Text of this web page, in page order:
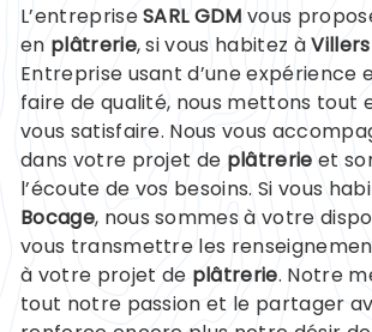
L’entrepriseSARL GDM vous
en plâtrerie, si vous habitez à
Entreprise usant d’une expérience
faire de qualité, nous mettons tout
vous satisfaire. Nous vous
dans votre projet de plâtrerie et
l’écoute de vos besoins. Si vous
Bocage, nous sommes à votre
vous transmettre les
à votre projet de plâtrerie. Notre
tout notre passion et le partager